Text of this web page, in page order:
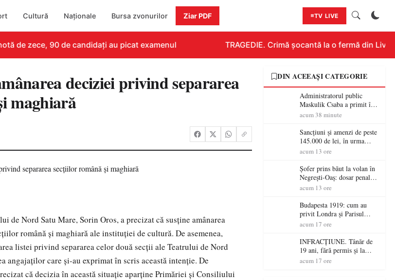
Cultură Naționale Bursa zvonurilor Ziar PDF TV LIVE
de zece, 90 de candidați au picat examenul TRAGEDIE. Crimă șocantă la o fermă din
deciziei privind separarea
maghiară
de Nord Satu Mare, Sorin Oros, a precizat că susţine amânarea
română şi maghiară ale instituţiei de cultură. De asemenea,
listei privind separarea celor două secţii ale Teatrului de Nord
angajaţilor care şi-au exprimat în scris această intenţie. De
că decizia în această situaţie aparţine Primăriei şi Consiliului
DIN ACEEAȘI CATEGORIE
Administratorul public
Maskulik Csaba a primit în
audiență cetățenii din Satu
acum 38 minute
Sancțiuni și amenzi de peste
145.000 de lei, în urma
acțiunilor polițiștilor
acum 13 ore
Șofer prins băut la volan în
Negrești-Oaș: dosar penal
după un control al
acum 13 ore
Budapesta 1919: cum au
privit Londra și Parisul
ocupația românească și de ce
victorii militare ale
României a devenit o
controversă diplomatică
europeană ( partea a II-a)
acum 17 ore
INFRACȚIUNE. Tânăr de
19 ani, fără permis și la
volanul unei autoutilitare
acum 17 ore